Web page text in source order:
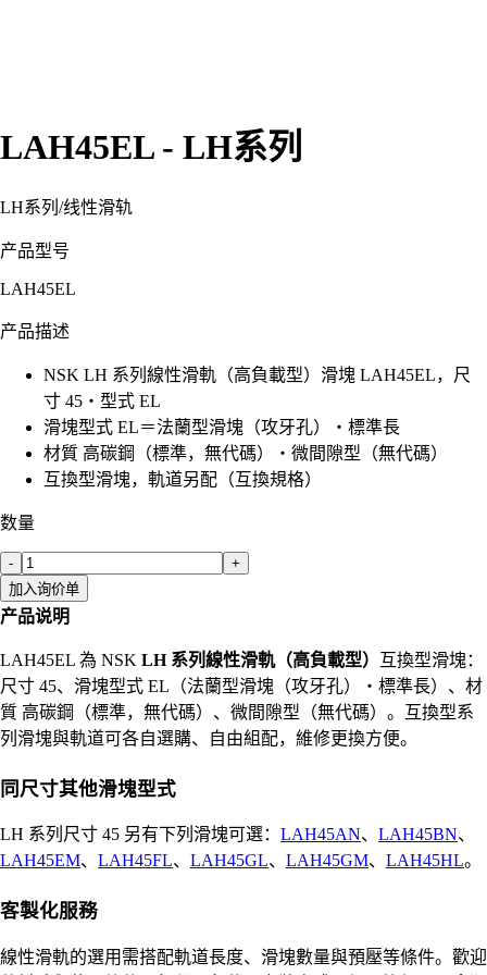
LAH45EL - LH系列
LH系列 /线性滑轨
产品型号
LAH45EL
产品描述
NSK LH 系列線性滑軌（高負載型）滑塊 LAH45EL，尺
寸 45・型式 EL
滑塊型式 EL＝法蘭型滑塊（攻牙孔）・標準長
材質 高碳鋼（標準，無代碼）・微間隙型（無代碼）
互換型滑塊，軌道另配（互換規格）
数量
-
+
加入询价单
产品说明
LAH45EL 為 NSK LH 系列線性滑軌（高負載型） 互換型滑塊：
尺寸 45、滑塊型式 EL（法蘭型滑塊（攻牙孔）・標準長）、材
質 高碳鋼（標準，無代碼）、微間隙型（無代碼）。互換型系
列滑塊與軌道可各自選購、自由組配，維修更換方便。
同尺寸其他滑塊型式
LH 系列尺寸 45 另有下列滑塊可選： LAH45AN、 LAH45BN、
LAH45EM、 LAH45FL、 LAH45GL、 LAH45GM、 LAH45HL。
客製化服務
線性滑軌的選用需搭配軌道長度、滑塊數量與預壓等條件。歡迎